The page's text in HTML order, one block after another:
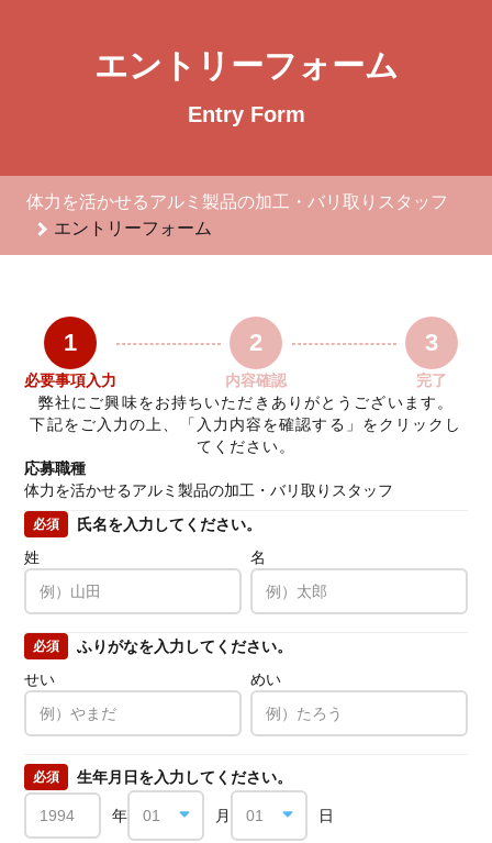
エントリーフォーム
Entry Form
体力を活かせるアルミ製品の加工・バリ取りスタッフ
エントリーフォーム
1
必要事項入力
2
内容確認
3
完了
弊社にご興味をお持ちいただきありがとうございます。
下記をご入力の上、「入力内容を確認する」をクリックし
てください。
応募職種
体力を活かせるアルミ製品の加工・バリ取りスタッフ
必須
氏名を入力してください。
姓
名
必須
ふりがなを入力してください。
せい
めい
必須 生年月日を入力してください。
年 月 日